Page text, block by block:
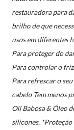
restauradora para
brilho de que
usos em diferentes
Para proteger do
Para controlar o
Para refrescar o
cabelo Tem menos
Oil Babosa & Óleo
silicones.